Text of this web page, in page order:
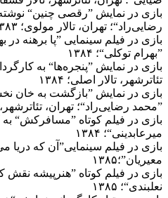
بازی در نمایش ”رقصی چنین“
رضایی‌راد“؛ تهران، تالار مولوی؛ ۱۳۸۳
بازی در فیلم سینمایی ”پا برهنه
”بهرام توکلی“؛ ۱۳۸۴
بازی در نمایش ”پنجره‌ها“ به
تئاترشهر، تالار اصلی؛ ۱۳۸۴
بازی در نمایش ”بازگشت به خان
”محمد رضایی‌راد“؛ تهران، تئاترشهر،
بازی در فیلم کوتاه ”مسافرکش“
میرعابدینی“؛ ۱۳۸۴
بازی در فیلم سینمایی”آن که دریا
معیریان”؛۱۳۸۵
بازی در فیلم کوتاه ”هنرپیشه نقش
نعلبندی“؛ ۱۳۸۵